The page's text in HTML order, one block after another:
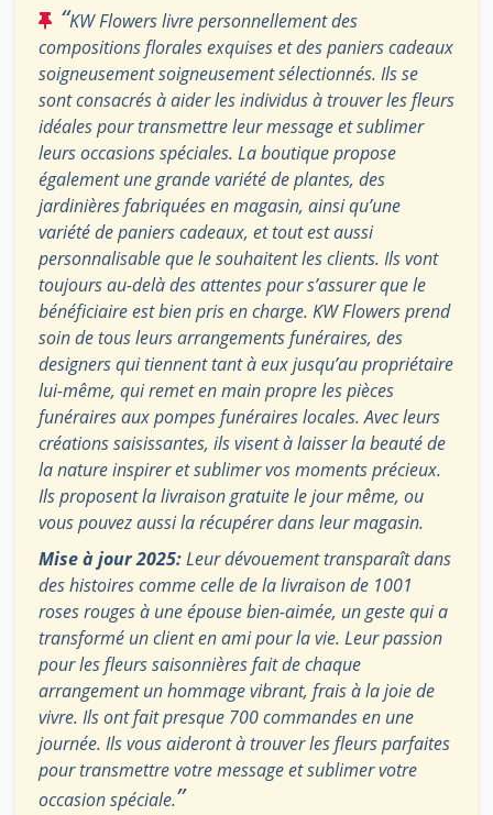
“KW Flowers livre personnellement des
compositions florales exquises et des paniers cadeaux
soigneusement soigneusement sélectionnés. Ils se
sont consacrés à aider les individus à trouver les fleurs
idéales pour transmettre leur message et sublimer
leurs occasions spéciales. La boutique propose
également une grande variété de plantes, des
jardinières fabriquées en magasin, ainsi qu’une
variété de paniers cadeaux, et tout est aussi
personnalisable que le souhaitent les clients. Ils vont
toujours au-delà des attentes pour s’assurer que le
bénéficiaire est bien pris en charge. KW Flowers prend
soin de tous leurs arrangements funéraires, des
designers qui tiennent tant à eux jusqu’au propriétaire
lui-même, qui remet en main propre les pièces
funéraires aux pompes funéraires locales. Avec leurs
créations saisissantes, ils visent à laisser la beauté de
la nature inspirer et sublimer vos moments précieux.
Ils proposent la livraison gratuite le jour même, ou
vous pouvez aussi la récupérer dans leur magasin.
Mise à jour 2025:Leur dévouement transparaît dans
des histoires comme celle de la livraison de 1001
roses rouges à une épouse bien-aimée, un geste qui a
transformé un client en ami pour la vie. Leur passion
pour les fleurs saisonnières fait de chaque
arrangement un hommage vibrant, frais à la joie de
vivre. Ils ont fait presque 700 commandes en une
journée. Ils vous aideront à trouver les fleurs parfaites
pour transmettre votre message et sublimer votre
occasion spéciale.”